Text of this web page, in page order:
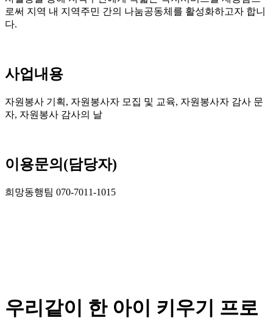
로써 지역 내 지역주민 간의 나눔공동체를 활성화하고자 합니
다.
사업내용
자원봉사 기획, 자원봉사자 모집 및 교육, 자원봉사자 감사 문
자, 자원봉사 감사의 날
이용문의(담당자)
희망동행팀 070-7011-1015
우리같이 한 아이 키우기 프로